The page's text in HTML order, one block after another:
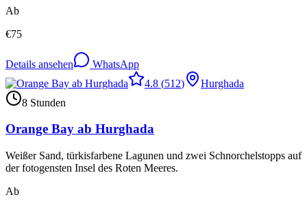
Ab
€75
Details ansehen
WhatsApp
4.8 (512)
Hurghada
8 Stunden
Orange Bay ab Hurghada
Weißer Sand, türkisfarbene Lagunen und zwei Schnorchelstopps auf
der fotogensten Insel des Roten Meeres.
Ab